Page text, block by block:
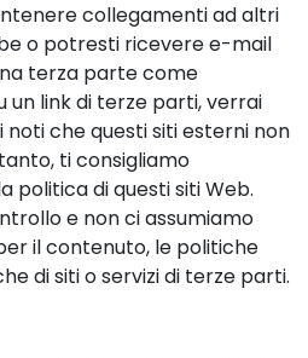
collegamenti ad altri
o potresti ricevere e-mail
terza parte come
un link di terze parti, verrai
noti che questi siti esterni non
ti consigliamo
politica di questi siti Web.
e non ci assumiamo
il contenuto, le politiche
di siti o servizi di terze parti.